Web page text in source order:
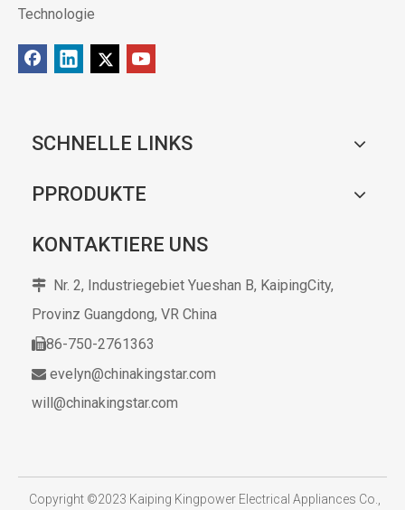
Technologie
SCHNELLE LINKS
PPRODUKTE
KONTAKTIERE UNS

Nr. 2, Industriegebiet Yueshan B, KaipingCity,
Provinz Guangdong, VR China
86-750-2761363
 evelyn@chinakingstar.com
will@chinakingstar.com
Copyright ©2023 Kaiping Kingpower Electrical Appliances Co.,